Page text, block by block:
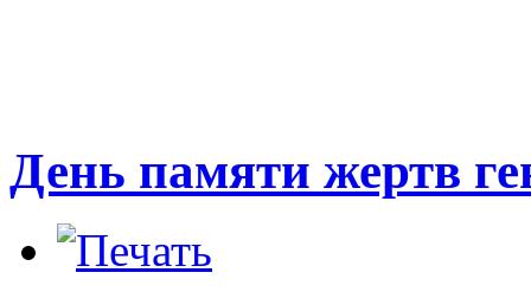
День памяти жертв